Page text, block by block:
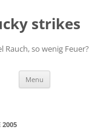
strikes
Rauch, so wenig Feuer?
Menu
2005